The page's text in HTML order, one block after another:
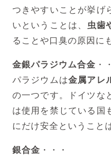
つきやすいことが挙げ
いということは、 虫歯
ることや口臭の原因に
金銀パラジウム合金 ・
パラジウムは金属アレ
の一つです。
ドイツな
は使用を禁じている国
にだけ安全ということ
銀合金 ・・・